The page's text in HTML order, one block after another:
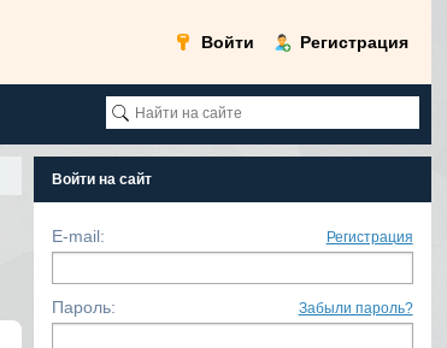
Войти Регистрация
Войти на сайт
E-mail: Регистрация
Пароль: Забыли пароль?